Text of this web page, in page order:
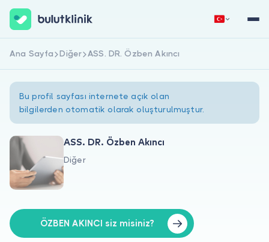
Hakkımızda
Doktorlar için
Hemen Kaydol Giriş Yap
Ana Sayfa Diğer ASS. DR. Özben Akıncı
Bu profil sayfası internete açık olan
bilgilerden otomatik olarak oluşturulmuştur.
ASS. DR. Özben Akıncı
Diğer
ÖZBEN AKINCI siz misiniz?